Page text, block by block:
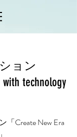
ション
with technology
「Create New Era